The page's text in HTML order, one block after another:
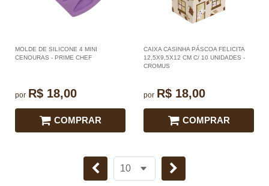
MOLDE DE SILICONE 4 MINI
CENOURAS - PRIME CHEF
por R$ 18,00
COMPRAR
CAIXA CASINHA PÁSCOA FELICITA
12,5X9,5X12 CM C/ 10 UNIDADES -
CROMUS
por R$ 18,00
COMPRAR